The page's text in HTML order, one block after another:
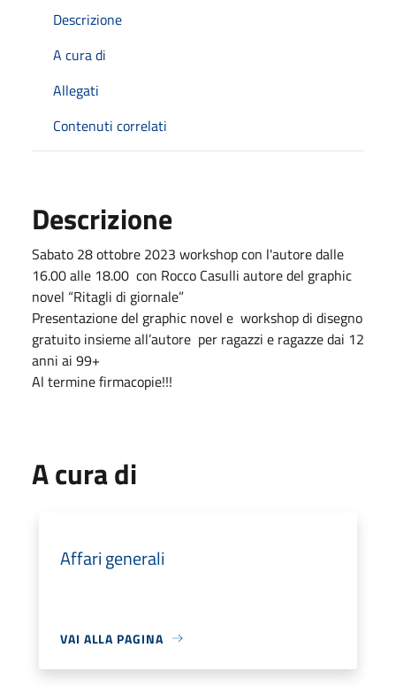
Descrizione
A cura di
Allegati
Contenuti correlati
Descrizione
Sabato 28 ottobre 2023 workshop con l'autore dalle
16.00 alle 18.00 con Rocco Casulli autore del graphic
novel “Ritagli di giornale”
Presentazione del graphic novel e workshop di disegno
gratuito insieme all’autore per ragazzi e ragazze dai 12
anni ai 99+
Al termine firmacopie!!!
A cura di
Affari generali
VAI ALLA PAGINA